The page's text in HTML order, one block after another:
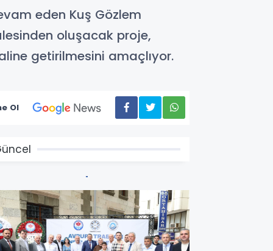
eden Kuş Gözlem
oluşacak proje,
getirilmesini amaçlıyor.
Ol